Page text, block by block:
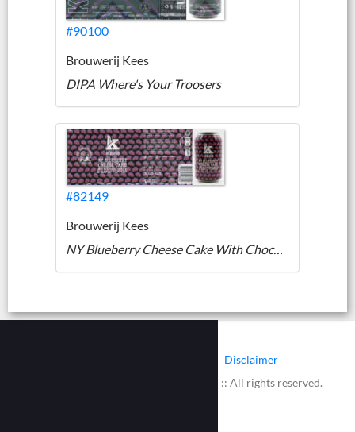
#90100
Brouwerij Kees
DIPA Where's Your Troosers
#82149
Brouwerij Kees
NY Blueberry Cheese Cake With Chocolate & Maple Topping
Disclaimer
© 2002 - 2026 :: www.bieretiketten.nl :: All rights reserved.